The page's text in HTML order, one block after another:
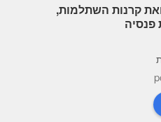
קרנות השתלמות,
פנסיה